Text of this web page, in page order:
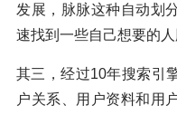
发展，脉脉这种自动划
速找到一些自己想要的人
其三，经过10年搜索引
户关系、用户资料和用